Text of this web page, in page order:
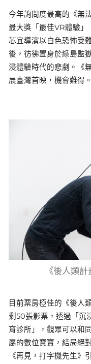
今年詢問度最高的《無
最大獎「最佳VR體驗」
芯宜導演以白色恐怖受
後，彷彿置身於綠島監
浸體驗時代的悲劇。《
展臺灣首映，機會難得。
《後人類
目前票房極佳的《後人
剩50張影票，透過「沉
育診所」，觀眾可以和
屬的數位寶寶，結局絕
《再見，打字機先生》